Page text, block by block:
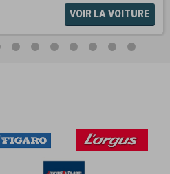
VOIR LA VOITURE